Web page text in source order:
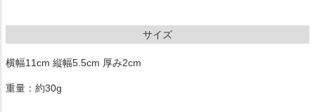
サイズ
横幅11cm 縦幅5.5cm 厚み2cm
重量：約30g